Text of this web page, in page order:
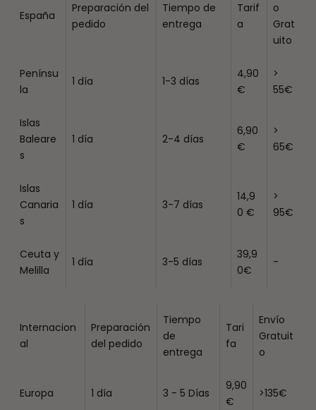
España
Preparación del
pedido
Tiempo de
entrega
Tarif
a
o
Grat
uito
Penínsu
la
1 día 1-3 días
4,90
€
>
55€
Islas
Baleare
s
1 día 2-4 días
6,90
€
>
65€
Islas
Canaria
s
1 día 3-7 días
14,9
0 €
>
95€
Ceuta y
Melilla
1 día 3-5 días
39,9
0€
-
Internacion
al
Preparación
del pedido
Tiempo
de
entrega
Tari
fa
Envío
Gratuit
o
Europa 1 día 3 - 5 Días
9,90
€
>135€